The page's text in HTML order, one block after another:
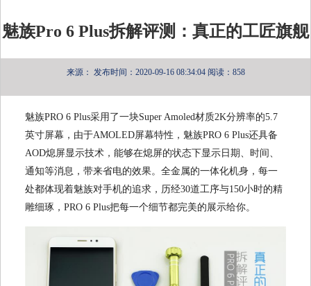
魅族Pro 6 Plus拆解评测：真正的工匠旗舰
来源： 发布时间：2020-09-16 08:34:04 阅读：858
魅族PRO 6 Plus采用了一块Super Amoled材质2K分辨率的5.7
英寸屏幕，由于AMOLED屏幕特性，魅族PRO 6 Plus还具备
AOD熄屏显示技术，能够在熄屏的状态下显示日期、时间、
通知等消息，带来省电的效果。全金属的一体化机身，每一
处都体现着魅族对手机的追求，历经30道工序与150小时的精
雕细琢，PRO 6 Plus把每一个细节都完美的展示给你。